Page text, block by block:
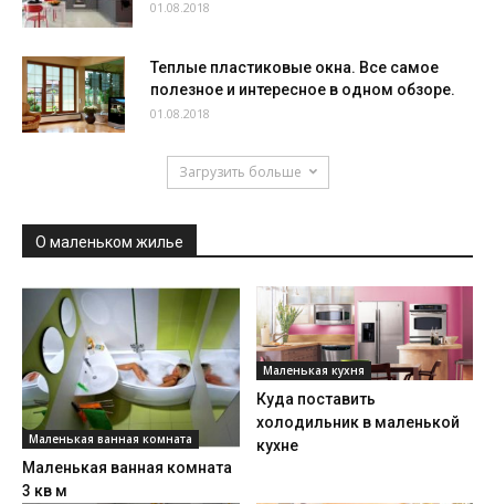
01.08.2018
Теплые пластиковые окна. Все самое
полезное и интересное в одном обзоре.
01.08.2018
Загрузить больше
О маленьком жилье
Маленькая ванная комната
Маленькая ванная комната
3 кв м
Маленькая кухня
Куда поставить
холодильник в маленькой
кухне